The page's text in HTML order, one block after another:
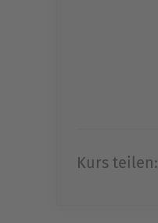
Kurs teilen: